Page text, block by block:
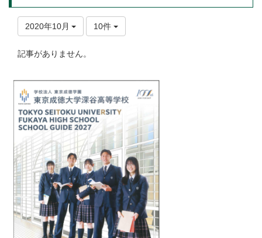
2020年10月 10件
記事がありません。